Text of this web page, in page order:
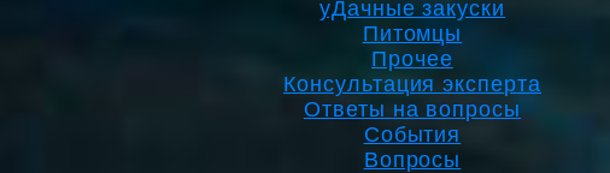
уДачные закуски
Питомцы
Прочее
Консультация эксперта
Ответы на вопросы
События
Вопросы